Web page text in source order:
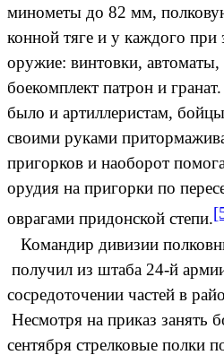
минометы до 82 мм,
конной тяге и у каждого при
оружие: винтовки,
боекомплект патрон и
было и артиллеристам,
своими руками
пригорков и наоборот
орудия на пригорки по
оврагами придонской степи.
Командир дивизии
получил из штаба 24-й
сосредоточении частей в
Несмотря на приказ занять
сентября стрелковые полки